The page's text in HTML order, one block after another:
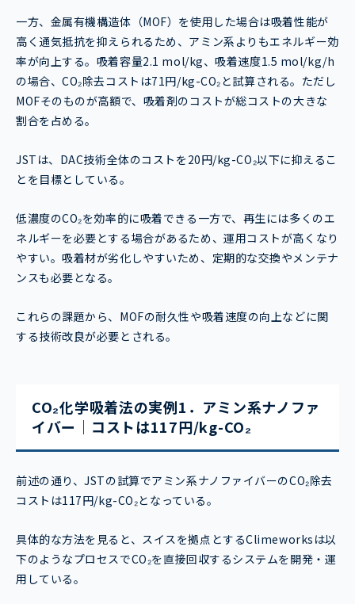
一方、金属有機構造体（MOF）を使用した場合は吸着性能が
高く通気抵抗を抑えられるため、アミン系よりもエネルギー効
率が向上する。吸着容量2.1 mol/kg、吸着速度1.5 mol/kg/h
の場合、CO₂除去コストは71円/kg-CO₂と試算される。ただし
MOFそのものが高額で、吸着剤のコストが総コストの大きな
割合を占める。
JSTは、DAC技術全体のコストを20円/kg-CO₂以下に抑えるこ
とを目標としている。
低濃度のCO₂を効率的に吸着できる一方で、再生には多くのエ
ネルギーを必要とする場合があるため、運用コストが高くなり
やすい。吸着材が劣化しやすいため、定期的な交換やメンテナ
ンスも必要となる。
これらの課題から、MOFの耐久性や吸着速度の向上などに関
する技術改良が必要とされる。
CO₂化学吸着法の実例1．アミン系ナノファ
イバー｜コストは117円/kg-CO₂
前述の通り、JSTの試算でアミン系ナノファイバーのCO₂除去
コストは117円/kg-CO₂となっている。
具体的な方法を見ると、スイスを拠点とするClimeworksは以
下のようなプロセスでCO₂を直接回収するシステムを開発・運
用している。